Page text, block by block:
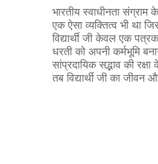
​भारतीय स्वाधीनता
एक ऐसा व्यक्तित्व भी था
विद्यार्थी जी केवल एक
धरती को अपनी कर्मभूमि
सांप्रदायिक सद्भाव की
तब विद्यार्थी जी का